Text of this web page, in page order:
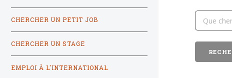
CHERCHER UN PETIT JOB
CHERCHER UN STAGE
EMPLOI À L'INTERNATIONAL